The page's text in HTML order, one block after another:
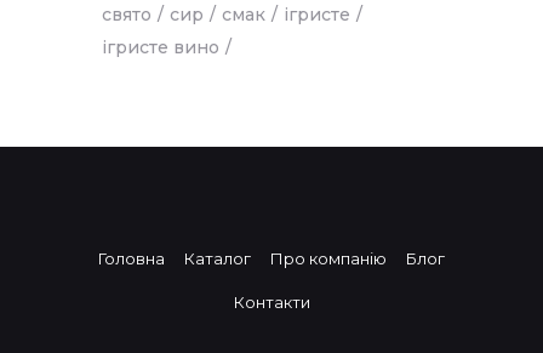
свято
сир смак
ігристе
ігристе вино
Головна Каталог Про компанію Блог
Контакти